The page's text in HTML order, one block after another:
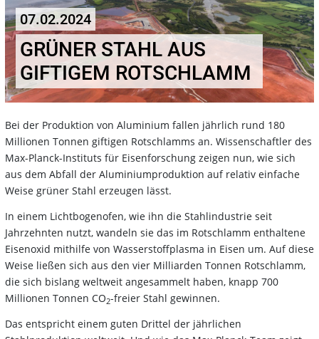
07.02.2024
GRÜNER STAHL AUS
GIFTIGEM ROTSCHLAMM
Bei der Produktion von Aluminium fallen jährlich rund 180
Millionen Tonnen giftigen Rotschlamms an. Wissenschaftler des
Max-Planck-Instituts für Eisenforschung zeigen nun, wie sich
aus dem Abfall der Aluminiumproduktion auf relativ einfache
Weise grüner Stahl erzeugen lässt.
In einem Lichtbogenofen, wie ihn die Stahlindustrie seit
Jahrzehnten nutzt, wandeln sie das im Rotschlamm enthaltene
Eisenoxid mithilfe von Wasserstoffplasma in Eisen um. Auf diese
Weise ließen sich aus den vier Milliarden Tonnen Rotschlamm,
die sich bislang weltweit angesammelt haben, knapp 700
Millionen Tonnen CO2-freier Stahl gewinnen.
Das entspricht einem guten Drittel der jährlichen